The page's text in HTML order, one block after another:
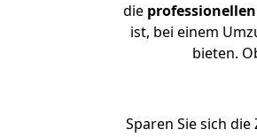
die
ist, bei einem
bieten.
Sparen Sie sich